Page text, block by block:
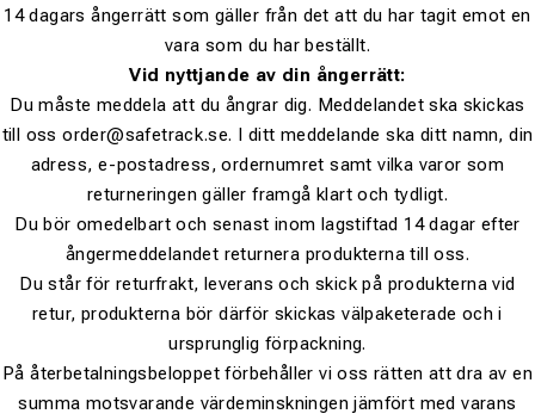
14 dagars ångerrätt som gäller från det att du har tagit emot en
vara som du har beställt.
Vid nyttjande av din ångerrätt:
Du måste meddela att du ångrar dig. Meddelandet ska skickas
till oss order@safetrack.se. I ditt meddelande ska ditt namn, din
adress, e-postadress, ordernumret samt vilka varor som
returneringen gäller framgå klart och tydligt.
Du bör omedelbart och senast inom lagstiftad 14 dagar efter
ångermeddelandet returnera produkterna till oss.
Du står för returfrakt, leverans och skick på produkterna vid
retur, produkterna bör därför skickas välpaketerade och i
ursprunglig förpackning.
På återbetalningsbeloppet förbehåller vi oss rätten att dra av en
summa motsvarande värdeminskningen jämfört med varans